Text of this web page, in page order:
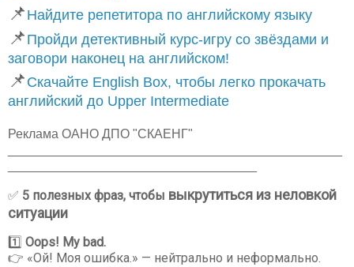
📌 Найдите репетитора по английскому языку
📌 Пройди детективный курс-игру со звёздами и
заговори наконец на английском!
📌 Скачайте English Box, чтобы легко прокачать
английский до Upper Intermediate
Реклама ОАНО ДПО "СКАЕНГ"
✅ 5 полезных фраз, чтобы выкрутиться из неловкой
ситуации
1️⃣ Oops! My bad.
👉 «Ой! Моя ошибка.» — нейтрально и неформально.